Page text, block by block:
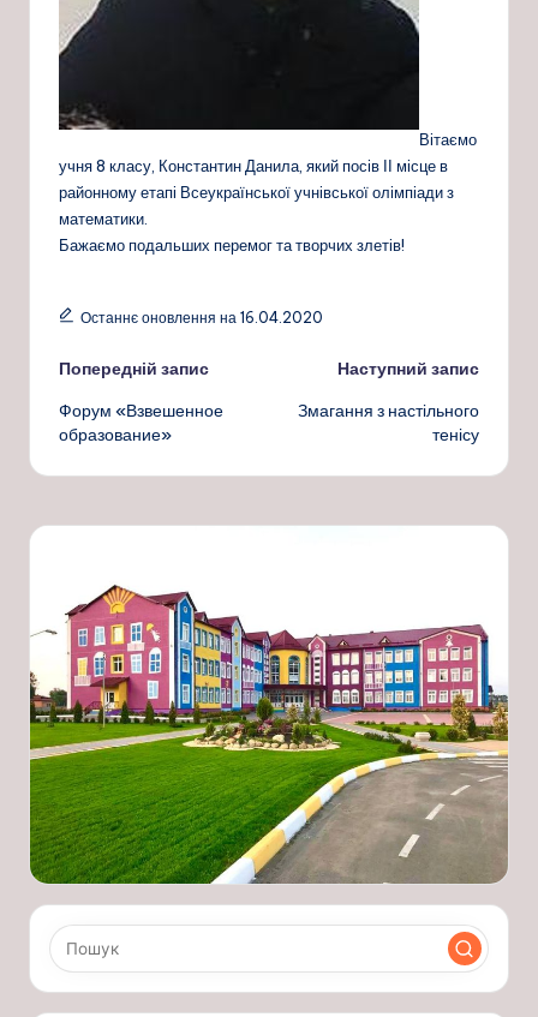
Вітаємо
учня 8 класу, Константин Данила, який посів ІІ місце в
районному етапі Всеукраїнської учнівської олімпіади з
математики.
Бажаємо подальших перемог та творчих злетів!
Останнє оновлення на 16.04.2020
Навігація
по
запису
Попередній запис
Форум «Взвешенное
образование»
Наступний запис
Змагання з настільного
тенісу